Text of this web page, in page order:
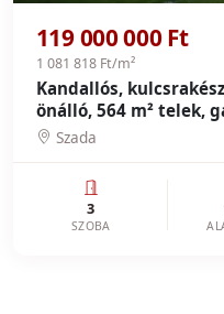
119 000 000 Ft
1 081 818 Ft/m²
Kandallós,
önálló, 564 m² telek,
Szada
3
SZOBA